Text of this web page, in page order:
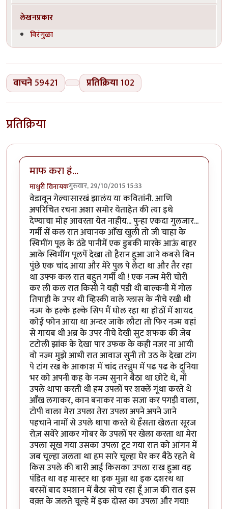
लेखनप्रकार
विरंगुळा
वाचने59421 प्रतिक्रिया102
प्रतिक्रिया
माफ करा हं...
माधुरी विनायकगुरुवार, 29/10/2015 15:33
वेडावून गेल्यासारखं झालंय या कवितांनी. आणि
अपरिचित रचना अशा समोर येताहेत की त्या इथे
देण्याचा मोह आवरता येत नाहीय... पुन्हा एकदा गुलजार...
गर्मी सें कल रात अचानक आँख खुली तो जी चाहा के
स्विमींग पूल के ठंडे पानीमें एक डुबकी मारके आऊं बाहर
आके स्विमींग पूलपें देखा तो हैरान हुआ जाने कबसे बिन
पुंछे एक चांद आया और मेरे पुल पे लेटा था और तैर रहा
था उफ्फ कल रात बहुत गर्मी थी ! एक नज्म मेरी चोरी
कर ली कल रात किसी ने यही पडी थी बाल्कनी में गोल
तिपाही के उपर थी व्हिस्की वाले ग्लास के नीचे रखी थी
नज्म के हल्के हल्के सिप मैं घोल रहा था होठों में शायद
कोई फोन आया था अन्दर जाके लौटा तो फिर नज्म वहां
से गायब थी अब्र के उपर नीचे देखी सुट शफक की जेब
टटोली झांक के देखा पार उफक के कही नजर ना आयी
वो नज्म मुझे आधी रात आवाज सुनी तो उठ के देखा टांग
पे टांग रख के आकाश में चांद तरन्नुम में पढ पढ के दुनिया
भर को अपनी कह के नज्म सुनाने बैठा था छोटे थे, माँ
उपले थापा करती थी हम उपलों पर शक्लें गूंथा करते थे
आँख लगाकर, कान बनाकर नाक सजा कर पगड़ी वाला,
टोपी वाला मेरा उपला तेरा उपला अपने अपने जाने
पहचाने नामों से उपले थापा करते थे हँसता खेलता सूरज
रोज़ सवेरे आकर गोबर के उपलों पर खेला करता था मेरा
उपला सूख गया उसका उपला टूट गया रात को आंगन में
जब चूल्हा जलता था हम सारे चूल्हा घेर कर बैठे रहते थे
किस उपले की बारी आई किसका उपला राख हुआ वह
पंडित था वह मास्टर था इक मुन्ना था इक दशरथ था
बरसों बाद श्मशान में बैठा सोच रहा हूँ आज की रात इस
वक़्त के जलते चूल्हे में इक दोस्त का उपला और गया!